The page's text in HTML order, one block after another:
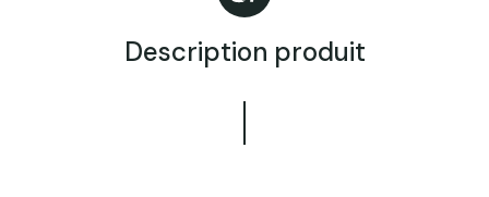
Description produit